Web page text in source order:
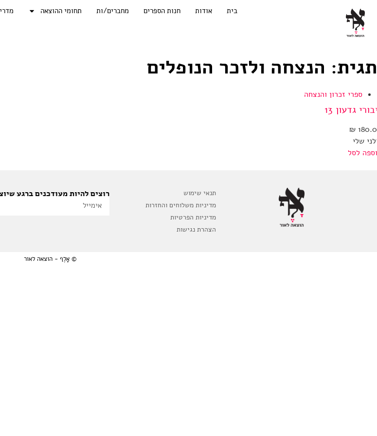
בית אודות חנות הספרים מחברים/ות תחומי ההוצאה
תגית: הנצחה ולזכר הנופלים
ספרי זכרון והנצחה
גדעון 13
₪
שלי
לסל
תנאי שימוש
מדיניות משלוחים והחזרות
מדיניות הפרטיות
הצהרת נגישות
רוצים להיות מעודכנים ברגע
© אָלֶף - הוצאה לאור